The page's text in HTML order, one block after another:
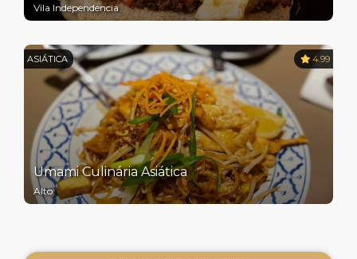
Vila Independencia
ASIÁTICA 4.99
Umami Culinária Asiática
Alto